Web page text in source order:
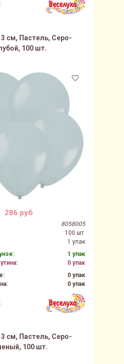
:
см, Пастель, Серо-
100 шт.
286 руб
8058005
100 шт.
1 упак
1 упак
0 упак
0 упак
0 упак
:
см, Пастель, Серо-
100 шт.